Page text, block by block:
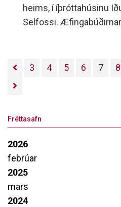
heims, í íþróttahúsinu
Selfossi.
allir iðkendur voru
iðkendur eftir æfingarnar
með honum.
3 4 5 6 7 8
Fréttasafn
2026
febrúar
2025
mars
2024